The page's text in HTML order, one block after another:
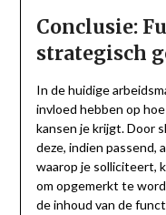
Conclusie:
strategisch
In de huidige
invloed hebben op
kansen je krijgt. Door
deze, indien passend,
waarop je solliciteert,
om opgemerkt te
de inhoud van de